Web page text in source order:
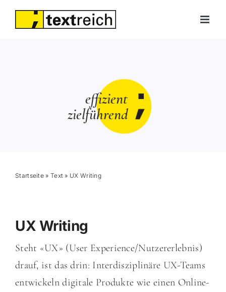
Skip
effizient
zielführend
Startseite » Text » UX Writing
UX Writing
Steht «UX» (User Experience/Nutzererlebnis)
drauf, ist das drin: Interdisziplinäre UX-Teams
entwickeln digitale Produkte wie einen Online-